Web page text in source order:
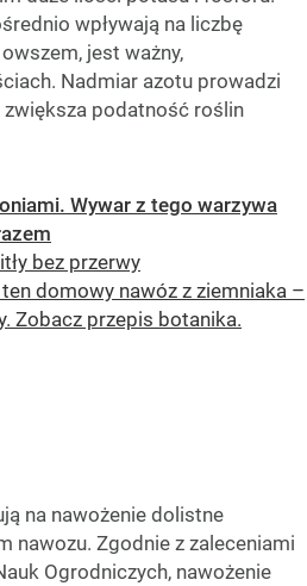
wpływają na liczbę
jest ważny,
Nadmiar azotu prowadzi
zwiększa podatność roślin
Wywar z tego warzywa
bez przerwy
domowy nawóz z ziemniaka –
Zobacz przepis botanika.
na nawożenie dolistne
nawozu. Zgodnie z zaleceniami
Ogrodniczych, nawożenie